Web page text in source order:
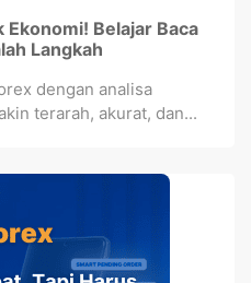
Belajar Baca
Langkah
dengan analisa
terarah, akurat, dan...